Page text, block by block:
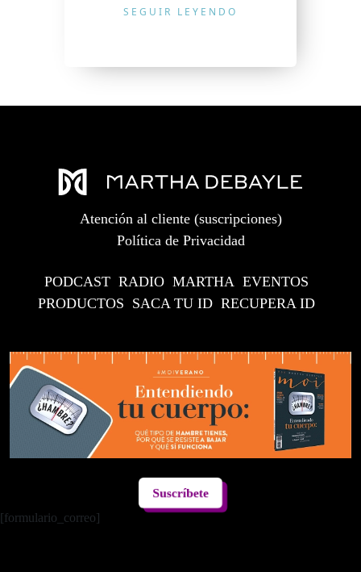
SEGUIR LEYENDO
Atención al cliente (suscripciones)
Política de Privacidad
PODCAST RADIO MARTHA EVENTOS
PRODUCTOS SACA TU ID RECUPERA ID
Suscríbete
[formulario_correo]